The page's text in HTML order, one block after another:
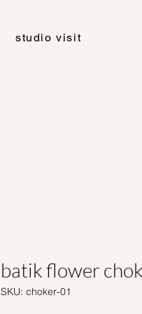
studio visit
batik flower
SKU: choker-01